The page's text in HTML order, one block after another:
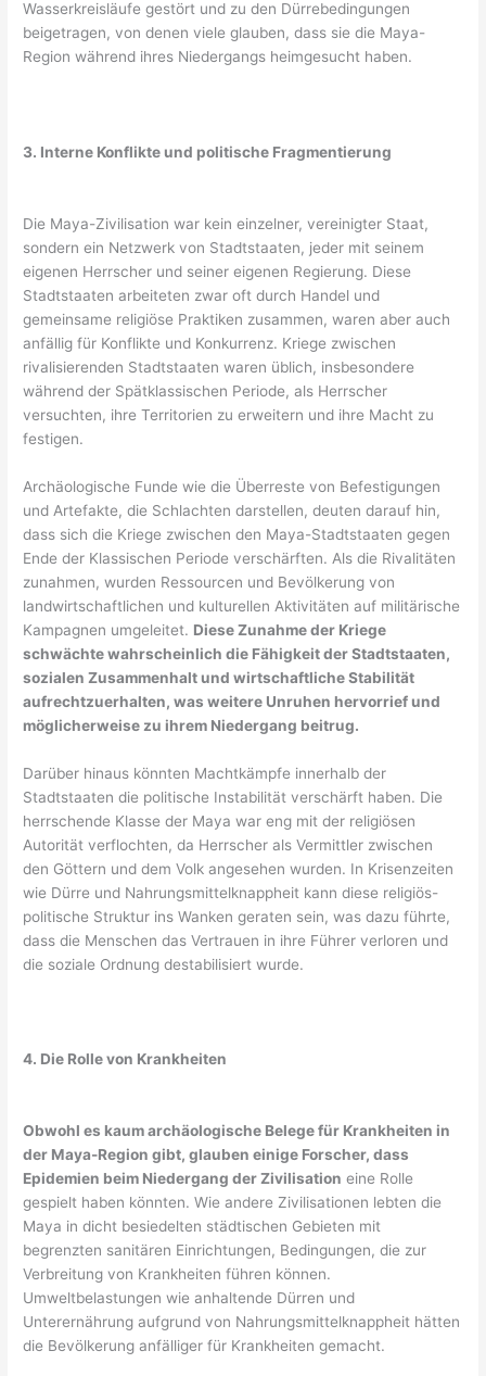
Wasserkreisläufe gestört und zu den Dürrebedingungen
beigetragen, von denen viele glauben, dass sie die Maya-
Region während ihres Niedergangs heimgesucht haben.
3. Interne Konflikte und politische Fragmentierung
Die Maya-Zivilisation war kein einzelner, vereinigter Staat,
sondern ein Netzwerk von Stadtstaaten, jeder mit seinem
eigenen Herrscher und seiner eigenen Regierung. Diese
Stadtstaaten arbeiteten zwar oft durch Handel und
gemeinsame religiöse Praktiken zusammen, waren aber auch
anfällig für Konflikte und Konkurrenz. Kriege zwischen
rivalisierenden Stadtstaaten waren üblich, insbesondere
während der Spätklassischen Periode, als Herrscher
versuchten, ihre Territorien zu erweitern und ihre Macht zu
festigen.
Archäologische Funde wie die Überreste von Befestigungen
und Artefakte, die Schlachten darstellen, deuten darauf hin,
dass sich die Kriege zwischen den Maya-Stadtstaaten gegen
Ende der Klassischen Periode verschärften. Als die Rivalitäten
zunahmen, wurden Ressourcen und Bevölkerung von
landwirtschaftlichen und kulturellen Aktivitäten auf militärische
Kampagnen umgeleitet. Diese Zunahme der Kriege
schwächte wahrscheinlich die Fähigkeit der Stadtstaaten,
sozialen Zusammenhalt und wirtschaftliche Stabilität
aufrechtzuerhalten, was weitere Unruhen hervorrief und
möglicherweise zu ihrem Niedergang beitrug.
Darüber hinaus könnten Machtkämpfe innerhalb der
Stadtstaaten die politische Instabilität verschärft haben. Die
herrschende Klasse der Maya war eng mit der religiösen
Autorität verflochten, da Herrscher als Vermittler zwischen
den Göttern und dem Volk angesehen wurden. In Krisenzeiten
wie Dürre und Nahrungsmittelknappheit kann diese religiös-
politische Struktur ins Wanken geraten sein, was dazu führte,
dass die Menschen das Vertrauen in ihre Führer verloren und
die soziale Ordnung destabilisiert wurde.
4. Die Rolle von Krankheiten
Obwohl es kaum archäologische Belege für Krankheiten in
der Maya-Region gibt, glauben einige Forscher, dass
Epidemien beim Niedergang der Zivilisation eine Rolle
gespielt haben könnten. Wie andere Zivilisationen lebten die
Maya in dicht besiedelten städtischen Gebieten mit
begrenzten sanitären Einrichtungen, Bedingungen, die zur
Verbreitung von Krankheiten führen können.
Umweltbelastungen wie anhaltende Dürren und
Unterernährung aufgrund von Nahrungsmittelknappheit hätten
die Bevölkerung anfälliger für Krankheiten gemacht.